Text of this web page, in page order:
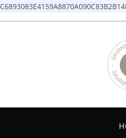
Skip